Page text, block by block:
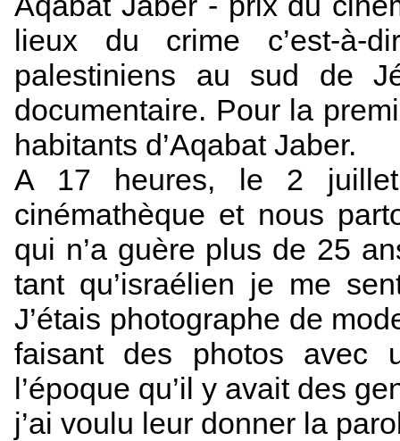
lieux du crime c’est-à-
palestiniens au sud de
documentaire. Pour la
habitants d’Aqabat Jaber.
A 17 heures, le 2
cinémathèque et nous
qui n’a guère plus de 25
tant qu’israélien je me
J’étais photographe de
faisant des photos avec
l’époque qu’il y avait des
j’ai voulu leur donner la